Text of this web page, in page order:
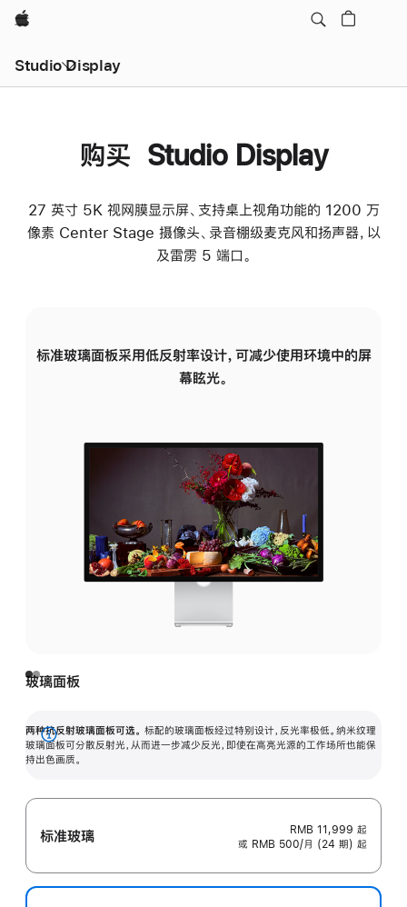
Apple
Studio Display
购买 Studio Display
27 英寸 5K 视网膜显示屏、支持桌上视角功能的 1200 万
像素 Center Stage 摄像头、录音棚级麦克风和扬声器，以
及雷雳 5 端口。
标准玻璃面板采用低反射率设计，可减少使用环境中的屏
幕眩光。
玻璃面板
两种抗反射玻璃面板可选。 标配的玻璃面板经过特别设计，反光率极低。纳米纹理
玻璃面板可分散反射光，从而进一步减少反光，即使在高亮光源的工作场所也能保
持出色画质。
展
开
标准玻璃 RMB 11,999 起
或 RMB 500/月 (24 期) 起